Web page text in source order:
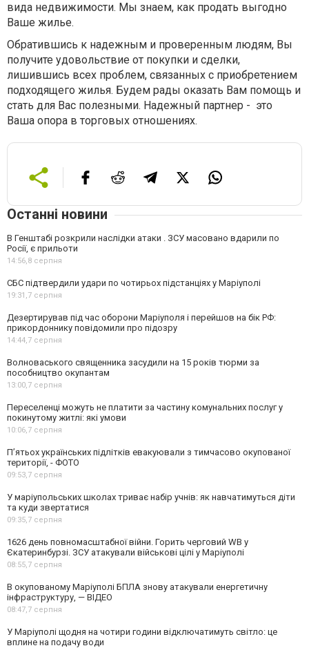
вида недвижимости. Мы знаем, как продать выгодно
Ваше жилье.
Обратившись к надежным и проверенным людям, Вы
получите удовольствие от покупки и сделки,
лишившись всех проблем, связанных с приобретением
подходящего жилья. Будем рады оказать Вам помощь и
стать для Вас полезными. Надежный партнер - это
Ваша опора в торговых отношениях.
Останні новини
В Генштабі розкрили наслідки атаки . ЗСУ масовано вдарили по
Росії, є прильоти
14:56,8 серпня
СБС підтвердили удари по чотирьох підстанціях у Маріуполі
19:31,7 серпня
Дезертирував під час оборони Маріуполя і перейшов на бік РФ:
прикордоннику повідомили про підозру
14:44,7 серпня
Волноваського священника засудили на 15 років тюрми за
пособництво окупантам
13:00,7 серпня
Переселенці можуть не платити за частину комунальних послуг у
покинутому житлі: які умови
10:06,7 серпня
П’ятьох українських підлітків евакуювали з тимчасово окупованої
території, - ФОТО
09:53,7 серпня
У маріупольських школах триває набір учнів: як навчатимуться діти
та куди звертатися
09:35,7 серпня
1626 день повномасштабної війни. Горить черговий WB у
Єкатеринбурзі. ЗСУ атакували військові цілі у Маріуполі
08:55,7 серпня
В окупованому Маріуполі БПЛА знову атакували енергетичну
інфраструктуру, — ВІДЕО
08:47,7 серпня
У Маріуполі щодня на чотири години відключатимуть світло: це
вплине на подачу води